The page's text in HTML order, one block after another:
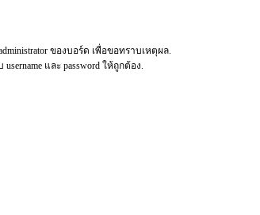
ของบอร์ด เพื่อขอทราบเหตุผล.
และ password ให้ถูกต้อง.